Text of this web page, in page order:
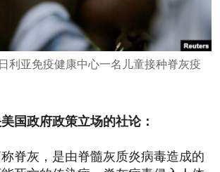
AND HEALTH
利亚免疫健康中心一名儿童接种脊灰疫
国政府政策立场的社论：
脊灰，是由脊髓灰质炎病毒造成的